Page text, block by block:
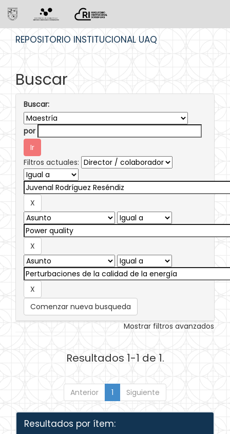
REPOSITORIO INSTITUCIONAL UAQ
Buscar
Buscar:
por
Filtros actuales:
Comenzar nueva busqueda
Mostrar filtros avanzados
Resultados 1-1 de 1.
Anterior 1 Siguiente
Resultados por ítem: